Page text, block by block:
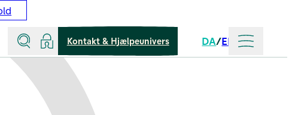
Søg Log indKontakt & Hjælpeunivers
Sprog
DA EN Mere